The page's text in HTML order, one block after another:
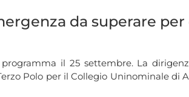
da superare
il 25 settembre. La
Polo per il Collegio Uninominale di